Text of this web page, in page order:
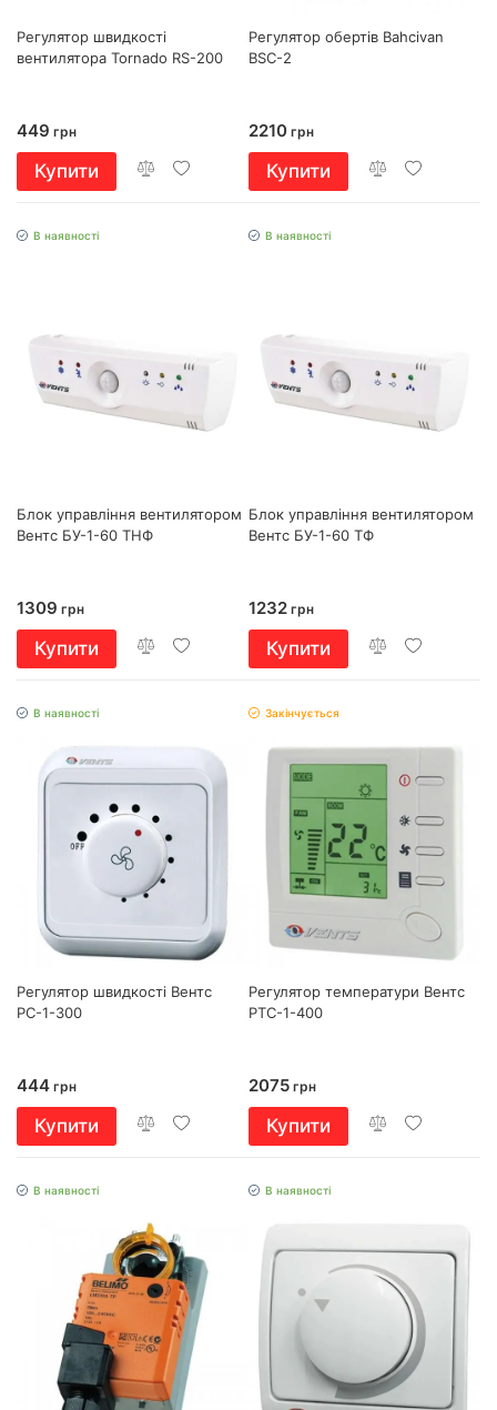
Регулятор швидкості
вентилятора Tornado RS-200
449 грн
Купити
Регулятор обертів Bahcivan
BSC-2
2210 грн
Купити
В наявності
Блок управління вентилятором
Вентс БУ-1-60 ТНФ
1309 грн
Купити
В наявності
Блок управління вентилятором
Вентс БУ-1-60 ТФ
1232 грн
Купити
В наявності
Регулятор швидкості Вентс
РС-1-300
444 грн
Купити
Закінчується
Регулятор температури Вентс
РТС-1-400
2075 грн
Купити
В наявності В наявності